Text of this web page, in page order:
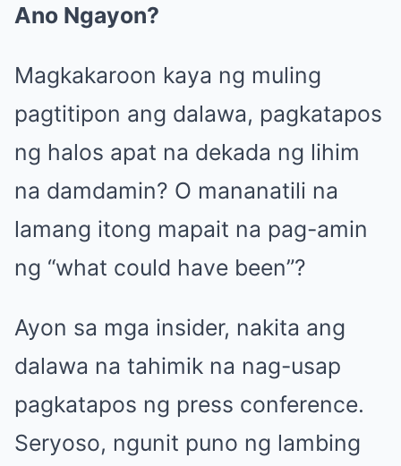
Ano Ngayon?
Magkakaroon kaya ng muling
pagtitipon ang dalawa, pagkatapos
ng halos apat na dekada ng lihim
na damdamin? O mananatili na
lamang itong mapait na pag-amin
ng “what could have been”?
Ayon sa mga insider, nakita ang
dalawa na tahimik na nag-usap
pagkatapos ng press conference.
Seryoso, ngunit puno ng lambing